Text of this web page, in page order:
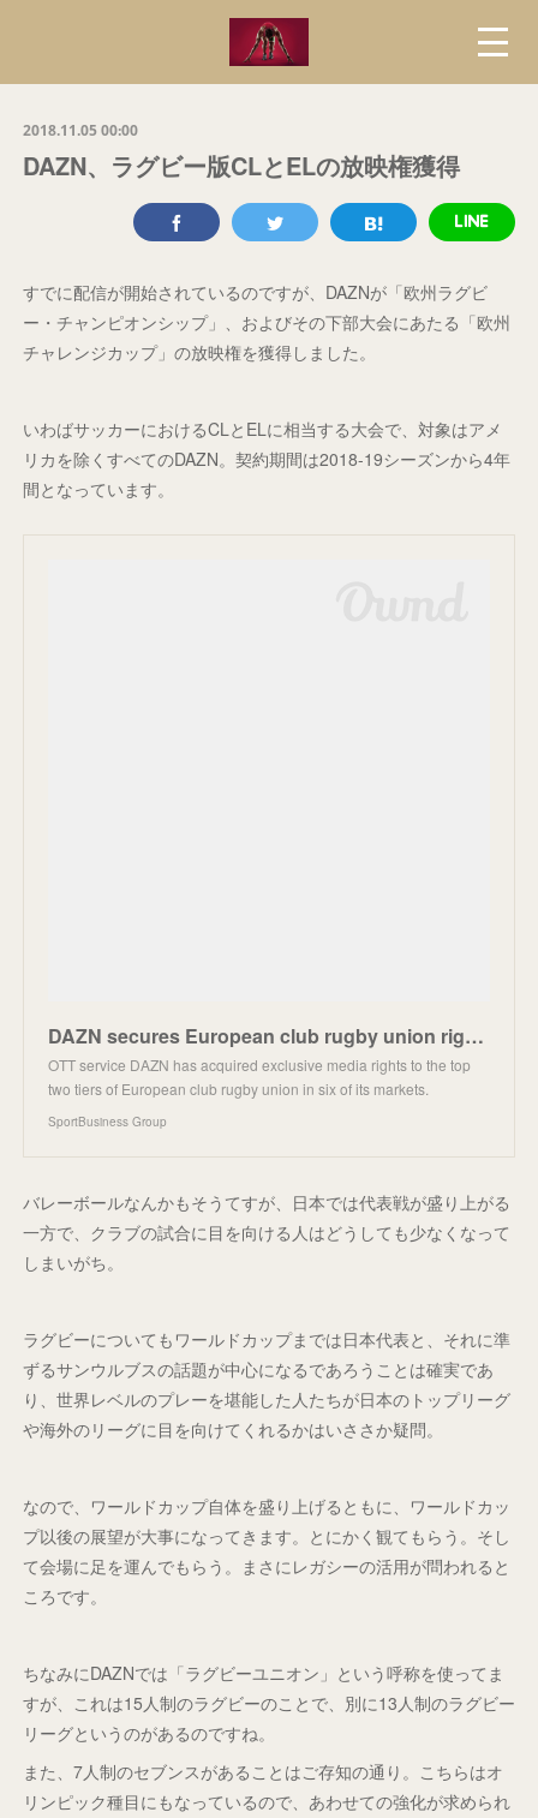
2018.11.05 00:00
DAZN、ラグビー版CLとELの放映権獲得
すでに配信が開始されているのですが、DAZNが「欧州ラグビ
ー・チャンピオンシップ」、およびその下部大会にあたる「欧州
チャレンジカップ」の放映権を獲得しました。
いわばサッカーにおけるCLとELに相当する大会で、対象はアメ
リカを除くすべてのDAZN。契約期間は2018-19シーズンから4年
間となっています。
DAZN secures European club rugby union rights in six markets
OTT service DAZN has acquired exclusive media rights to the top
two tiers of European club rugby union in six of its markets.
SportBusiness Group
バレーボールなんかもそうてすが、日本では代表戦が盛り上がる
一方で、クラブの試合に目を向ける人はどうしても少なくなって
しまいがち。
ラグビーについてもワールドカップまでは日本代表と、それに準
ずるサンウルブスの話題が中心になるであろうことは確実であ
り、世界レベルのプレーを堪能した人たちが日本のトップリーグ
や海外のリーグに目を向けてくれるかはいささか疑問。
なので、ワールドカップ自体を盛り上げるともに、ワールドカッ
プ以後の展望が大事になってきます。とにかく観てもらう。そし
て会場に足を運んでもらう。まさにレガシーの活用が問われると
ころです。
ちなみにDAZNでは「ラグビーユニオン」という呼称を使ってま
すが、これは15人制のラグビーのことで、別に13人制のラグビー
リーグというのがあるのですね。
また、7人制のセブンスがあることはご存知の通り。こちらはオ
リンピック種目にもなっているので、あわせての強化が求められ